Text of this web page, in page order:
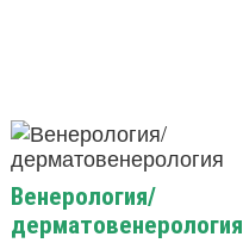
Венерология/
дерматовенерология